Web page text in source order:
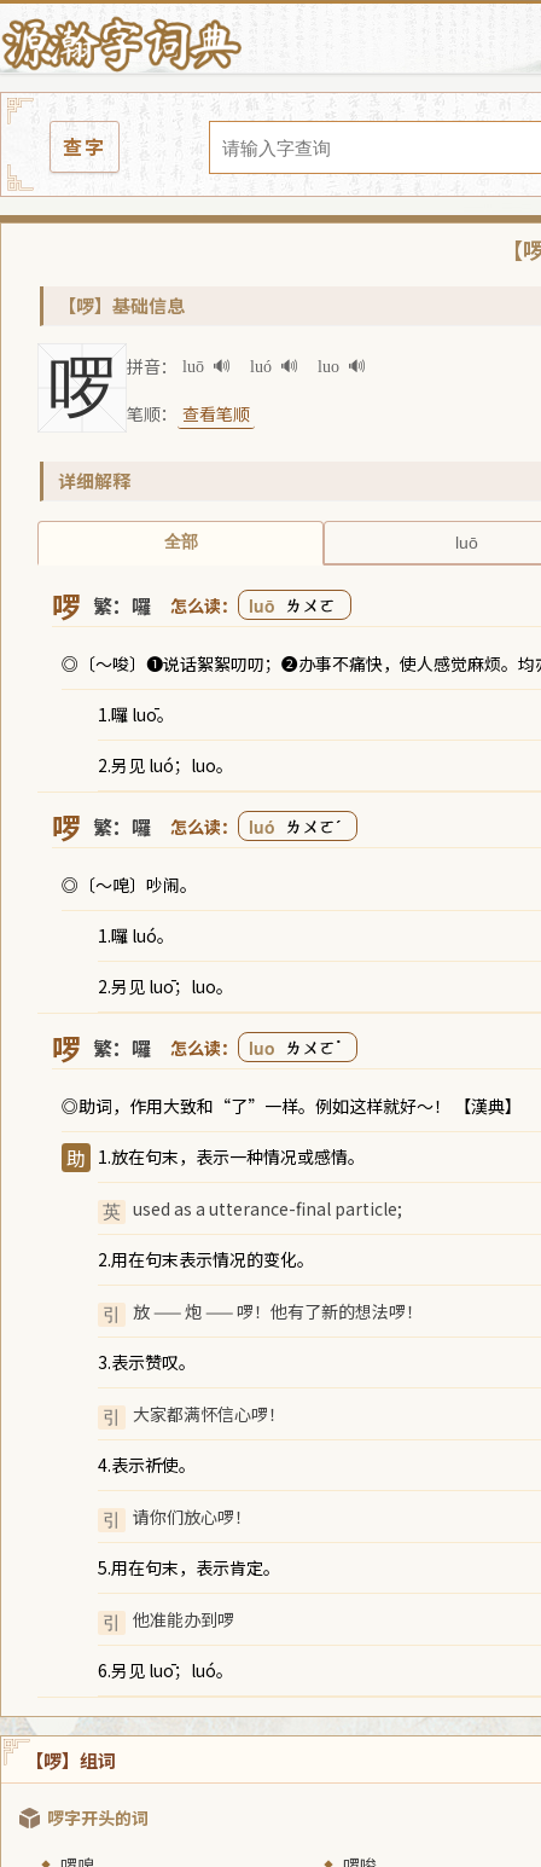
查字
【啰】基础信息
啰 拼音： luō 🔊 luó 🔊 luo 🔊
笔顺： 查看笔顺
详细解释
全部 luō
啰 繁： 囉 luō ㄌㄨㄛ
◎ 〔～唆〕➊说话絮絮叨叨；➋办事不痛快，使人感觉麻烦。
1.囉 luō。
2.另见 luó；luo。
啰 繁： 囉 luó ㄌㄨㄛˊ
◎ 〔～唣〕吵闹。
1.囉 luó。
2.另见 luō；luo。
啰 繁： 囉 luo ㄌㄨㄛ˙
◎助词，作用大致和“了”一样。 例如这样就好～！ 【漢典】
助 1.放在句末，表示一种情况或感情。
英：used as a utterance-final particle;
2.用在句末表示情况的变化。
引 ：放 —— 炮 —— 啰！他有了新的想法啰！
3.表示赞叹。
引 ：大家都满怀信心啰！
4.表示祈使。
引 ：请你们放心啰！
5.用在句末，表示肯定。
引 ：他准能办到啰
6.另见 luō；luó。
【啰】组词
啰字开头的词